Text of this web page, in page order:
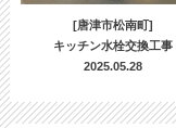
[唐津市松南町]
キッチン水栓交換工事
2025.05.28